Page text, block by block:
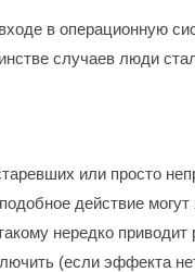
в операционную
случаев люди
или просто
действие
нередко приводит
(если эффекта